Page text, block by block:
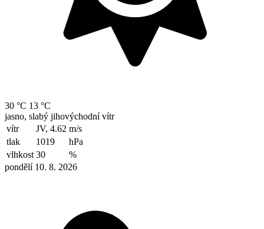
30 °C 13 °C
jasno, slabý jihovýchodní vítr
vítr
JV, 4.62 m/s
tlak
1019
hPa
vlhkost 30
%
pondělí 10. 8. 2026